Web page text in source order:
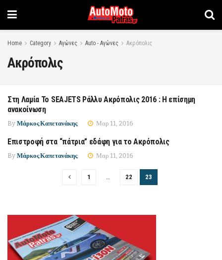
Home Category Αγώνες Auto - Αγώνες Ακρόπολις
Ακρόπολις
ΑΚΡΌΠΟΛΙΣ
Στη Λαμία Το SEAJETS Ράλλυ Ακρόπολις 2016 : Η επίσημη
ανακοίνωση
By Μάρκος Καπετανάκης Μαρ 11, 2016
ΑΚΡΌΠΟΛΙΣ
Επιστροφή στα “πάτρια” εδάφη για το Ακρόπολις
By Μάρκος Καπετανάκης Μαρ 11, 2016
1 … 22 23